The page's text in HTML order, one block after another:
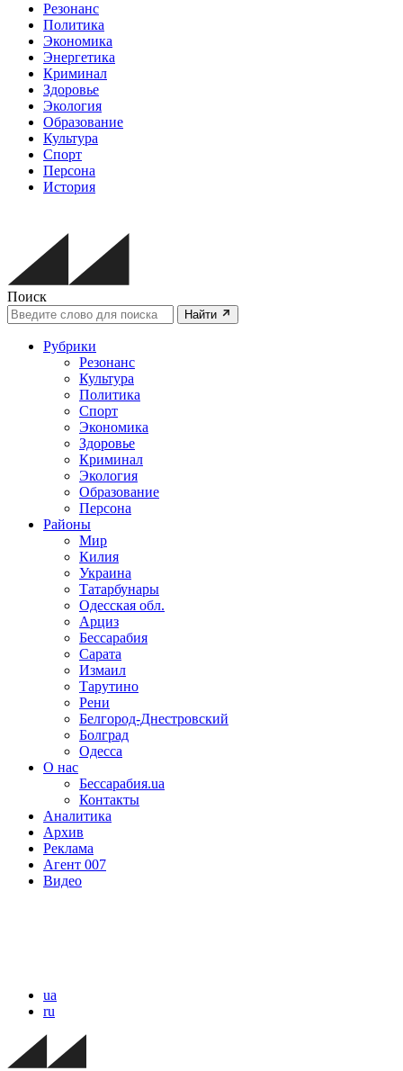
Резонанс
Политика
Экономика
Энергетика
Криминал
Здоровье
Экология
Образование
Культура
Спорт
Персона
История
Поиск
Найти
Рубрики
Резонанс
Культура
Политика
Спорт
Экономика
Здоровье
Криминал
Экология
Образование
Персона
Районы
Мир
Килия
Украина
Татарбунары
Одесская обл.
Арциз
Бессарабия
Сарата
Измаил
Тарутино
Рени
Белгород-Днестровский
Болград
Одесса
О нас
Бессарабия.ua
Контакты
Аналитика
Архив
Реклама
Агент 007
Видео
ua
ru